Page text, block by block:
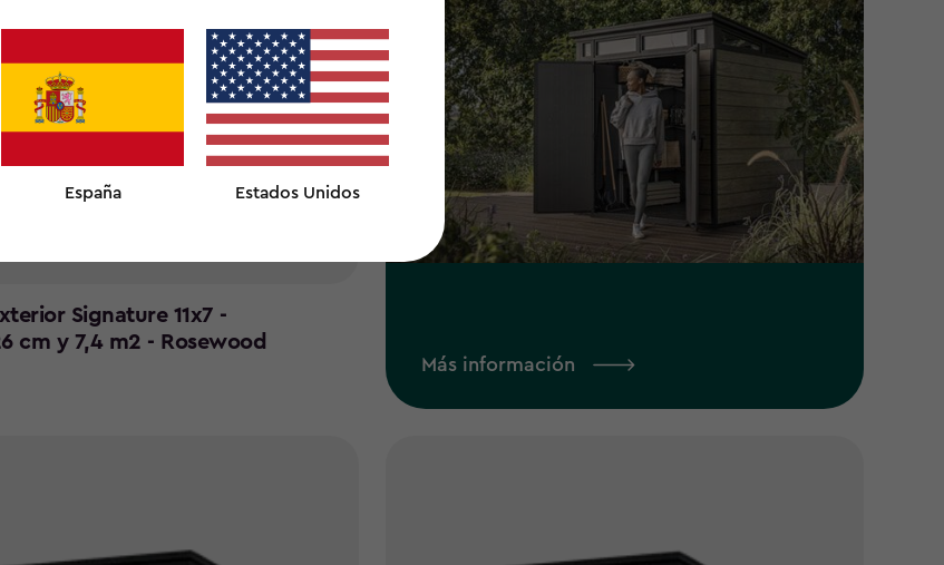
España Estados Unidos
Signature 11x7 -
cm y 7,4 m2 - Rosewood
Más información